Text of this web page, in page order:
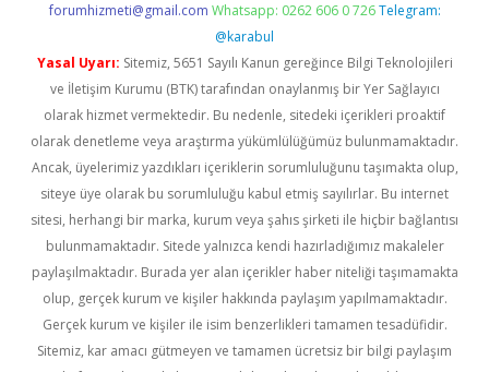
forumhizmeti@gmail.com Whatsapp: 0262 606 0 726 Telegram:
@karabul
Yasal Uyarı: Sitemiz, 5651 Sayılı Kanun gereğince Bilgi Teknolojileri
ve İletişim Kurumu (BTK) tarafından onaylanmış bir Yer Sağlayıcı
olarak hizmet vermektedir. Bu nedenle, sitedeki içerikleri proaktif
olarak denetleme veya araştırma yükümlülüğümüz bulunmamaktadır.
Ancak, üyelerimiz yazdıkları içeriklerin sorumluluğunu taşımakta olup,
siteye üye olarak bu sorumluluğu kabul etmiş sayılırlar. Bu internet
sitesi, herhangi bir marka, kurum veya şahıs şirketi ile hiçbir bağlantısı
bulunmamaktadır. Sitede yalnızca kendi hazırladığımız makaleler
paylaşılmaktadır. Burada yer alan içerikler haber niteliği taşımamakta
olup, gerçek kurum ve kişiler hakkında paylaşım yapılmamaktadır.
Gerçek kurum ve kişiler ile isim benzerlikleri tamamen tesadüfidir.
Sitemiz, kar amacı gütmeyen ve tamamen ücretsiz bir bilgi paylaşım